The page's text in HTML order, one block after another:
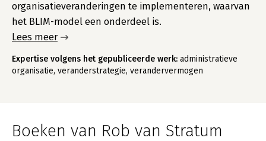
organisatieveranderingen te implementeren, waarvan
het BLIM-model een onderdeel is.
Lees meer
Expertise volgens het gepubliceerde werk: administratieve
organisatie, veranderstrategie, verandervermogen
Boeken van Rob van Stratum